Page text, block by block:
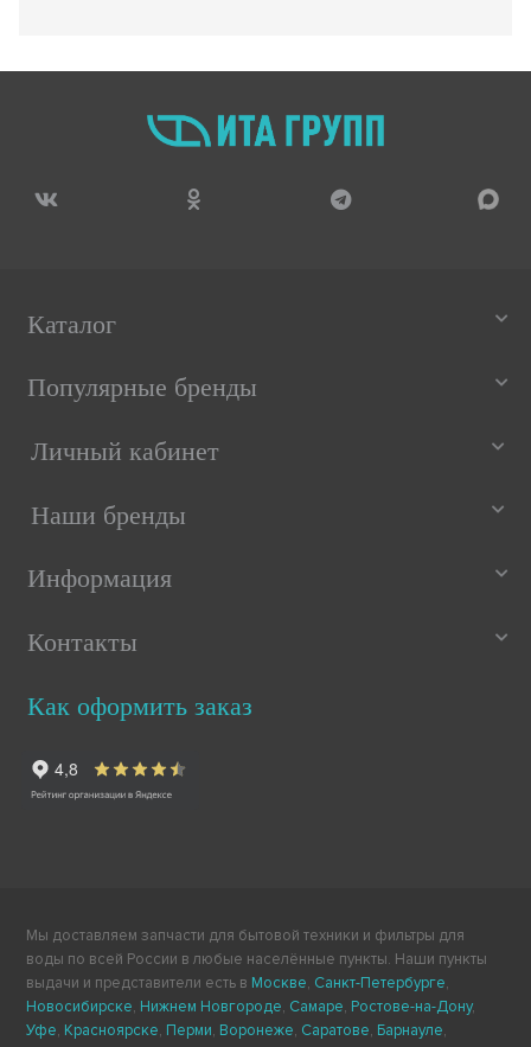
Каталог
Популярные бренды
Личный кабинет
Наши бренды
Информация
Контакты
Как оформить заказ
Мы доставляем запчасти для бытовой техники и фильтры для
воды по всей России в любые населённые пункты. Наши пункты
выдачи и представители есть в Москве, Санкт-Петербурге,
Новосибирске, Нижнем Новгороде, Самаре, Ростове-на-Дону,
Уфе, Красноярске, Перми, Воронеже, Саратове, Барнауле,